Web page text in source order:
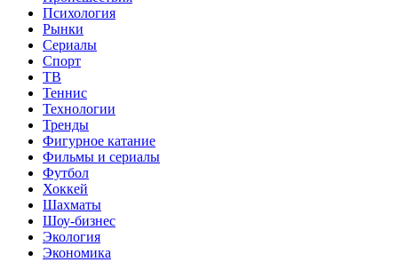
Психология
Рынки
Сериалы
Спорт
ТВ
Теннис
Технологии
Тренды
Фигурное катание
Фильмы и сериалы
Футбол
Хоккей
Шахматы
Шоу-бизнес
Экология
Экономика